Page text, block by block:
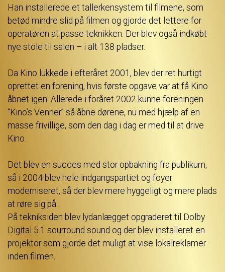
Han installerede et tallerkensystem til filmene, som
betød mindre slid på filmen og gjorde det lettere for
operatøren at passe teknikken. Der blev også indkøbt
nye stole til salen – i alt 138 pladser.
Da Kino lukkede i efteråret 2001, blev der ret hurtigt
oprettet en forening, hvis første opgave var at få Kino
åbnet igen. Allerede i foråret 2002 kunne foreningen
“Kino’s Venner” så åbne dørene, nu med hjælp af en
masse frivillige, som den dag i dag er med til at drive
Kino.
Det blev en succes med stor opbakning fra publikum,
så i 2004 blev hele indgangspartiet og foyer
moderniseret, så der blev mere hyggeligt og mere plads
at røre sig på.
På tekniksiden blev lydanlægget opgraderet til Dolby
Digital 5.1 sourround sound og der blev installeret en
projektor som gjorde det muligt at vise lokalreklamer
inden filmen.